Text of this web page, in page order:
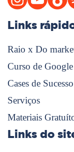
Links
Raio x Do
Curso de
Cases de Sucesso
Serviços
Materiais
Links do